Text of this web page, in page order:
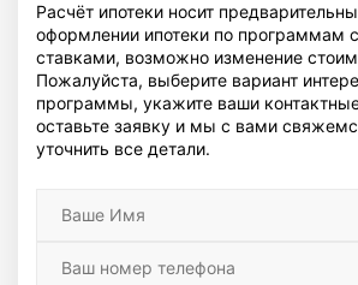
Расчёт ипотеки носит
оформлении ипотеки по программам
ставками, возможно изменение
Пожалуйста, выберите вариант
программы, укажите ваши
оставьте заявку и мы с вами
уточнить все детали.